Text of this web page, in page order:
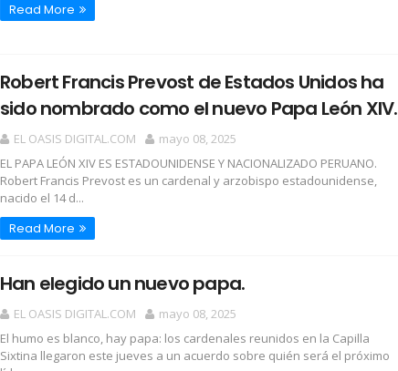
Read More
Robert Francis Prevost de Estados Unidos ha
sido nombrado como el nuevo Papa León XIV.
EL OASIS DIGITAL.COM
mayo 08, 2025
EL PAPA LEÓN XIV ES ESTADOUNIDENSE Y NACIONALIZADO PERUANO.
Robert Francis Prevost es un cardenal y arzobispo estadounidense,
nacido el 14 d...
Read More
Han elegido un nuevo papa.
EL OASIS DIGITAL.COM
mayo 08, 2025
El humo es blanco, hay papa: los cardenales reunidos en la Capilla
Sixtina llegaron este jueves a un acuerdo sobre quién será el próximo